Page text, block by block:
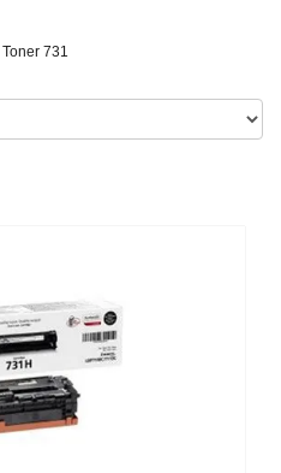
Toner 731